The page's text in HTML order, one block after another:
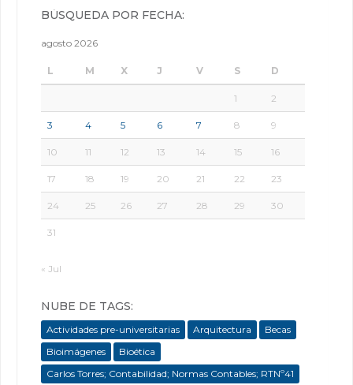
BÚSQUEDA POR FECHA:
agosto 2026
L M X J V S D
1 2
3 4 5 6 7 8 9
10 11 12 13 14 15 16
17 18 19 20 21 22 23
24 25 26 27 28 29 30
31
« Jul
NUBE DE TAGS:
Actividades pre-universitarias Arquitectura
Becas
Bioimágenes
Bioética
Carlos Torres; Contabilidad; Normas Contables; RTNº41